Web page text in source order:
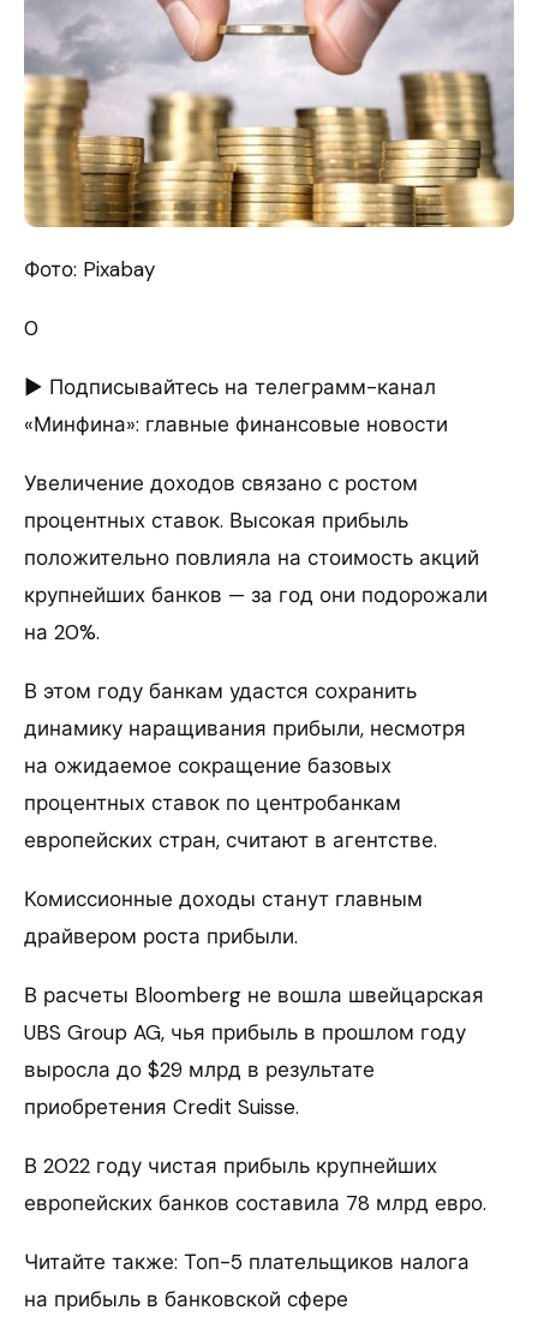
Фото: Pixabay
0
► Подписывайтесь на телеграмм-канал
«Минфина»: главные финансовые новости
Увеличение доходов связано с ростом
процентных ставок. Высокая прибыль
положительно повлияла на стоимость акций
крупнейших банков — за год они подорожали
на 20%.
В этом году банкам удастся сохранить
динамику наращивания прибыли, несмотря
на ожидаемое сокращение базовых
процентных ставок по центробанкам
европейских стран, считают в агентстве.
Комиссионные доходы станут главным
драйвером роста прибыли.
В расчеты Bloomberg не вошла швейцарская
UBS Group AG, чья прибыль в прошлом году
выросла до $29 млрд в результате
приобретения Credit Suisse.
В 2022 году чистая прибыль крупнейших
европейских банков составила 78 млрд евро.
Читайте также: Топ-5 плательщиков налога
на прибыль в банковской сфере